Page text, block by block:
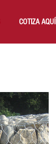
COTIZA AQUÍ